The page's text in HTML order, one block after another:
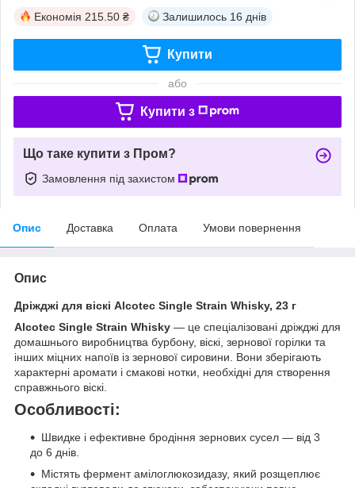
Економія 215.50 ₴ Залишилось 16 днів
Купити
або
Купити з
Що таке купити з Пром?
Замовлення під захистом
Опис Доставка Оплата Умови повернення
Опис
Дріжджі для віскі Alcotec Single Strain Whisky, 23 г
Alcotec Single Strain Whisky — це спеціалізовані дріжджі для
домашнього виробництва бурбону, віскі, зернової горілки та
інших міцних напоїв із зернової сировини. Вони зберігають
характерні аромати і смакові нотки, необхідні для створення
справжнього віскі.
Особливості:
Швидке і ефективне бродіння зернових сусел — від 3
до 6 днів.
Містять фермент амілоглюкозидазу, який розщеплює